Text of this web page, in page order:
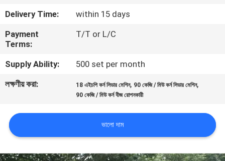
যোগাযোগ
করুন
খবর
জন্য
আবেদন
Delivery Time:
within 15 days
Payment
Terms:
T/T or L/C
Supply Ability:
500 set per month
লক্ষণীয় করা:
18 এইচপি কর্ন সিডার মেশিন, 90 কেজি / মিউ কর্ন সিডার মেশিন,
90 কেজি / মিউ কর্ন বীজ রোপনকারী
ভালো দাম